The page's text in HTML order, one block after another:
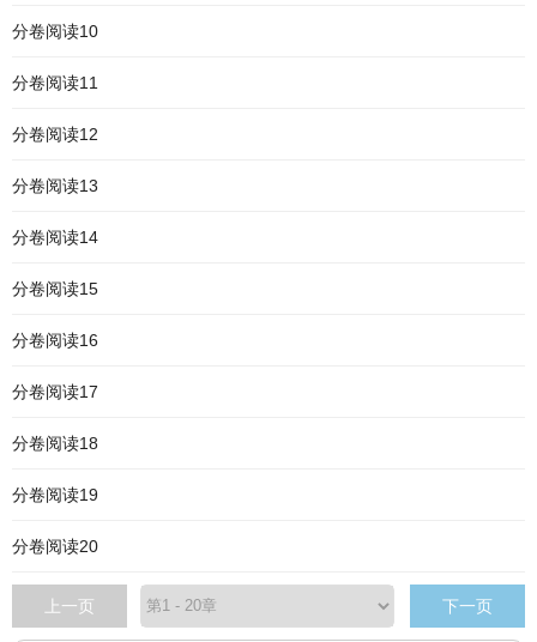
分卷阅读10
分卷阅读11
分卷阅读12
分卷阅读13
分卷阅读14
分卷阅读15
分卷阅读16
分卷阅读17
分卷阅读18
分卷阅读19
分卷阅读20
上一页 下一页